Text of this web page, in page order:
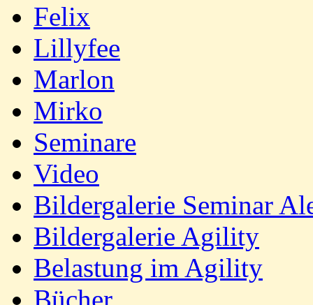
Felix
Lillyfee
Marlon
Mirko
Seminare
Video
Bildergalerie Seminar
Bildergalerie Agility
Belastung im Agility
Bücher